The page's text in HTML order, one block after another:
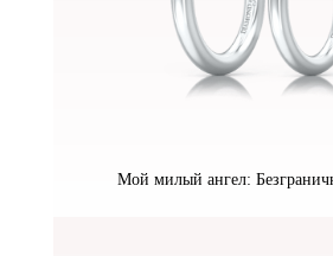
Мой милый ангел: